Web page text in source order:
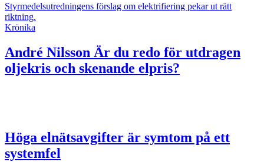
Styrmedelsutredningens förslag om elektrifiering pekar ut rätt
riktning.
Krönika
André Nilsson Är du redo för utdragen
oljekris och skenande elpris?
Höga elnätsavgifter är symtom på ett
systemfel